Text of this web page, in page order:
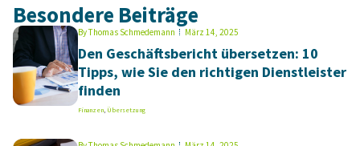
Besondere Beiträge
ByThomas Schmedemann März 14, 2025
Den Geschäftsbericht übersetzen: 10
Tipps, wie Sie den richtigen Dienstleister
finden
Finanzen, Übersetzung